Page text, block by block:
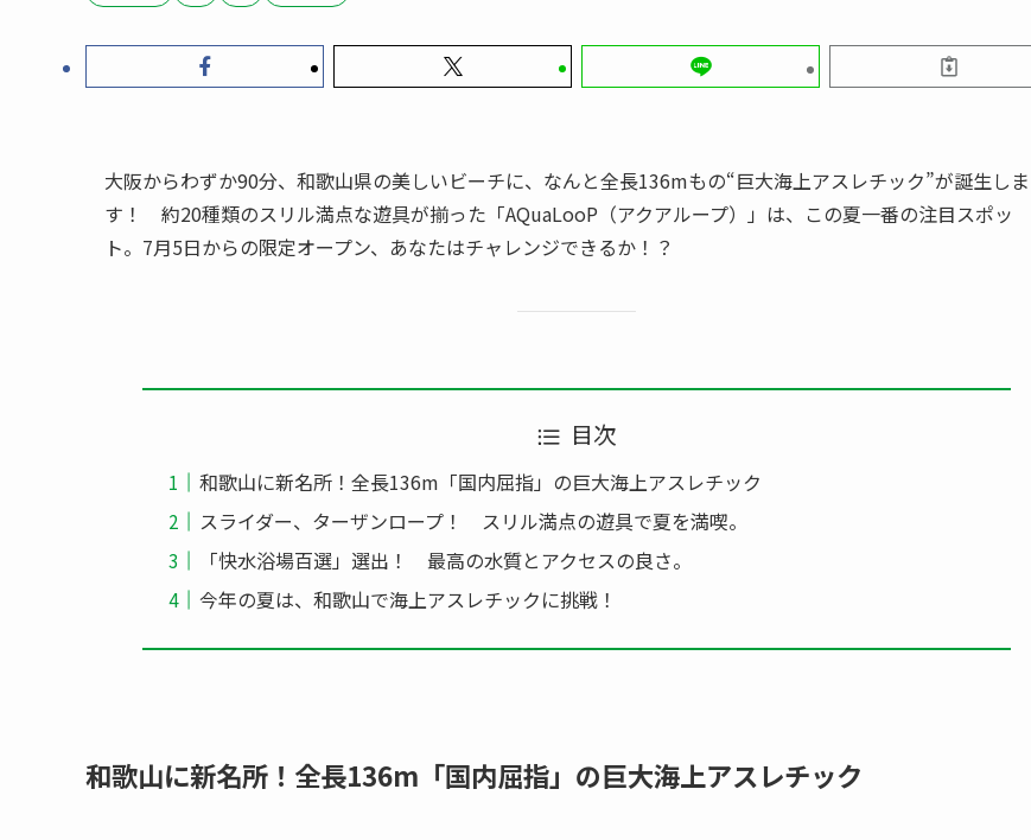
大阪からわずか90分、和歌山県の美しいビーチに、なんと全長136mもの“巨大海上アスレチック”が誕生しま
す！ 約20種類のスリル満点な遊具が揃った「AQuaLooP（アクアループ）」は、この夏一番の注目スポッ
ト。7月5日からの限定オープン、あなたはチャレンジできるか！？
目次
和歌山に新名所！全長136m「国内屈指」の巨大海上アスレチック
スライダー、ターザンロープ！ スリル満点の遊具で夏を満喫。
「快水浴場百選」選出！ 最高の水質とアクセスの良さ。
今年の夏は、和歌山で海上アスレチックに挑戦！
和歌山に新名所！全長136m「国内屈指」の巨大海上アスレチック